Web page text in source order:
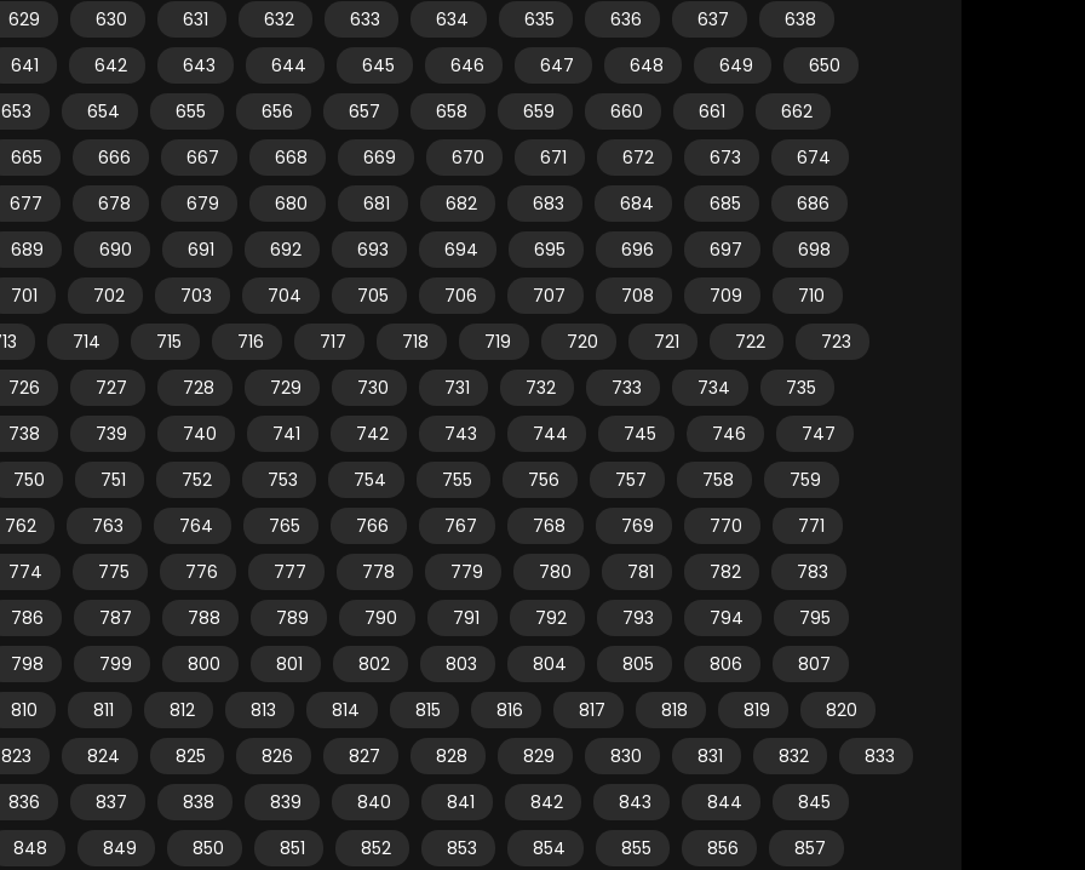
629
630 631 632 633 634 635 636 637
638
641
642 643 644 645 646 647 648 649
650
653
654 655 656 657 658 659 660 661
662
665
666 667 668 669 670 671 672 673
674
677
678 679 680 681 682 683 684 685
686
689
690 691 692 693 694 695 696 697
698
701
702 703 704 705 706 707 708 709
710
714 715 716 717 718 719 720 721 722
723
726
727 728 729 730 731 732 733 734
735
738
739 740 741 742 743 744 745 746
747
750
751 752 753 754 755 756 757 758
759
762
763 764 765 766 767 768 769 770
771
774
775 776 777 778 779 780 781 782
783
786
787 788 789 790 791 792 793 794
795
798
799 800 801 802 803 804 805 806
807
810
811 812 813 814 815 816 817 818 819
820
823
824 825 826 827 828 829 830 831 832
833
836
837 838 839 840 841 842 843 844
845
848
849 850 851 852 853 854 855 856 857